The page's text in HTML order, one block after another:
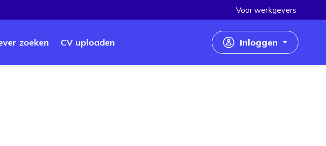
zoeken CV uploaden
Voor werkgevers
Inloggen